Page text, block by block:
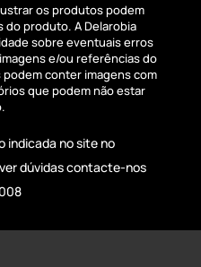
os produtos podem
do produto. A Delarobia
sobre eventuais erros
e/ou referências do
conter imagens com
que podem não estar
indicada no site no
dúvidas contacte-nos